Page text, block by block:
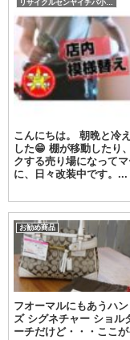
リサイクルセンヤイチバ小城店
こんにちは。 朝晩と冷
した😁 棚が移動したり
クする売り場になって
に、日々改装中です。...
お勧め商品
フオーマルにもあうハ
ズ シグネチャー ショ
ーチだけど・・・ここ